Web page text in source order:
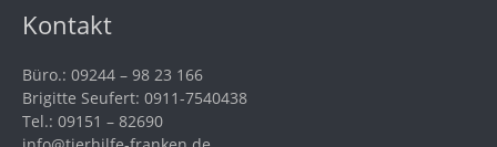
Kontakt
Büro.: 09244 – 98 23 166
Brigitte Seufert: 0911-7540438
Tel.: 09151 – 82690